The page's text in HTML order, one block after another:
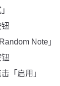
Note」
「启用」